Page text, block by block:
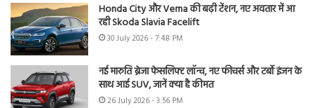
Honda City और Verna की बढ़ी टेंशन, नए अवतार में आ
रही Skoda Slavia Facelift
30 July 2026 - 7:48 PM
नई मारुति ब्रेजा फेसलिफ्ट लॉन्च, नए फीचर्स और टर्बो इंजन के
साथ आई SUV, जानें क्या है कीमत
26 July 2026 - 3:56 PM